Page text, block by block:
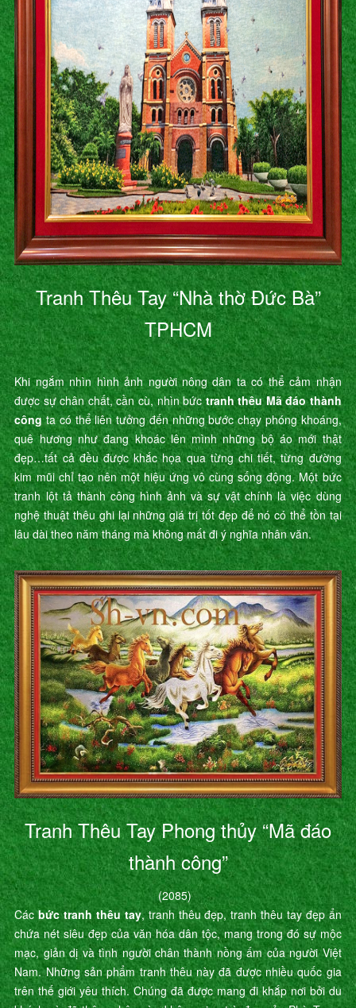
Tranh Thêu Tay “Nhà thờ Đức Bà”
TPHCM
Khi ngắm nhìn hình ảnh người nông dân ta có thể cảm nhận
được sự chân chất, cần cù, nhìn bứctranh thêu Mã đáo thành
côngta có thể liên tưởng đến những bước chạy phóng khoáng,
quê hương như đang khoác lên mình những bộ áo mới thật
đẹp…tất cả đều được khắc họa qua từng chi tiết, từng đường
kim mũi chỉ tạo nên một hiệu ứng vô cùng sống động. Một bức
tranh lột tả thành công hình ảnh và sự vật chính là việc dùng
nghệ thuật thêu ghi lại những giá trị tốt đẹp để nó có thể tồn tại
lâu dài theo năm tháng mà không mất đi ý nghĩa nhân văn.
Tranh Thêu Tay Phong thủy “Mã đáo
thành công”
(2085)
Cácbức tranh thêu tay, tranh thêu đẹp, tranh thêu tay đẹp ẩn
chứa nét siêu đẹp của văn hóa dân tộc, mang trong đó sự mộc
mạc, giản dị và tình người chân thành nồng ấm của người Việt
Nam. Những sản phẩm tranh thêu này đã được nhiều quốc gia
trên thế giới yêu thích. Chúng đã được mang đi khắp nơi bởi du